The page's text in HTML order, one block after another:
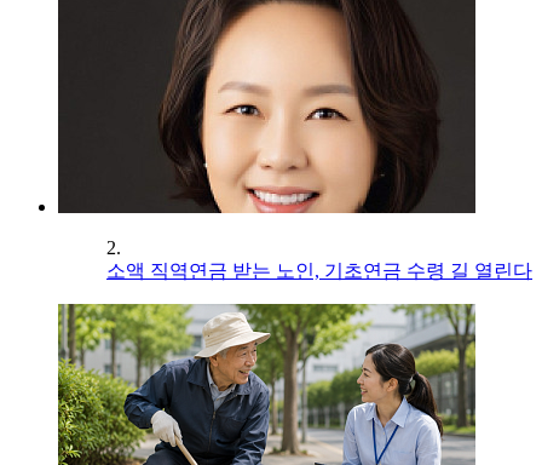
2.
소액 직역연금 받는 노인, 기초연금 수령 길 열린다